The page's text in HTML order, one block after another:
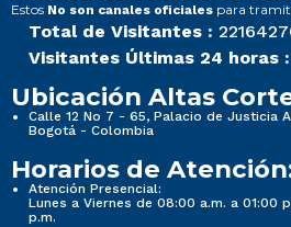
Estos No son canales oficiales para
Total de Visitantes :
Visitantes Últimas 24 horas :
Ubicación Altas
Calle 12 No 7 - 65, Palacio de Justicia
Bogotá - Colombia
Horarios de
Atención Presencial:
Lunes a Viernes de 08:00 a.m. a 01:00
p.m.